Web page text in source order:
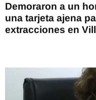
Demoraron a un
una tarjeta ajena
extracciones en